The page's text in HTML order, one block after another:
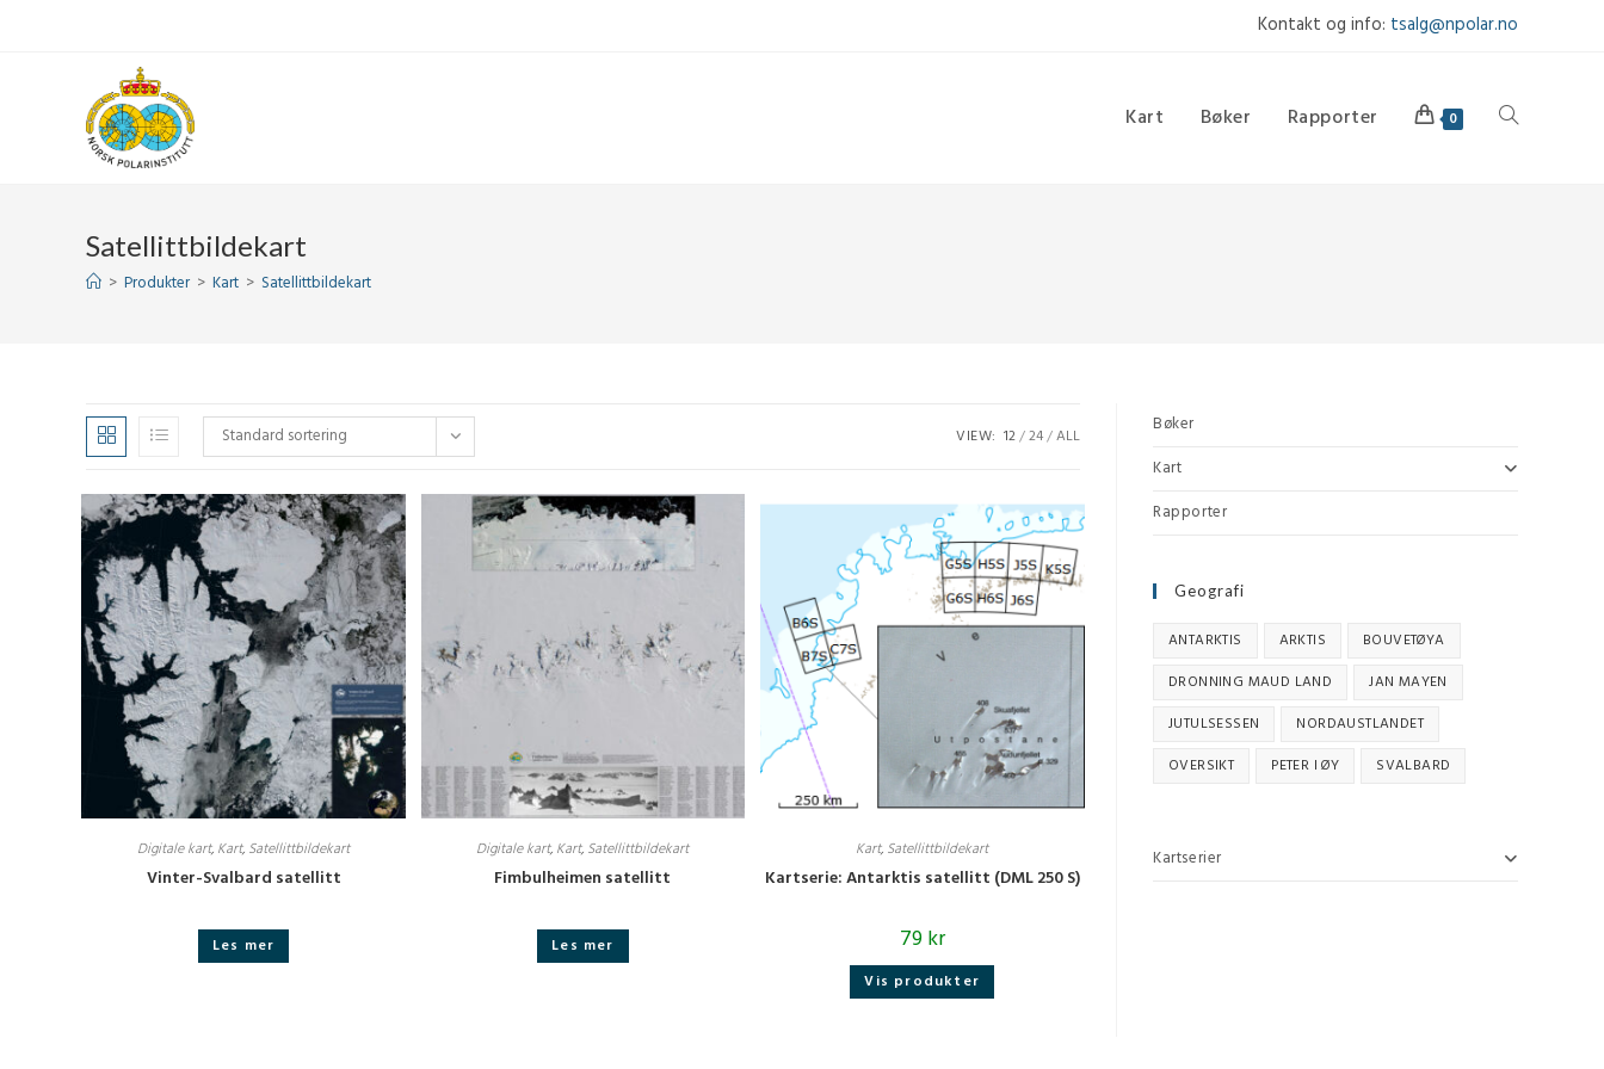
Kontakt og info: tsalg@npolar.no
Kart Bøker Rapporter 0 Toggle
Satellittbildekart
> Produkter > Kart > Satellittbildekart
Standard sortering VIEW: 12 24 ALL
Digitale kart, Kart, Satellittbildekart
Vinter-Svalbard satellitt
Les mer
Digitale kart, Kart, Satellittbildekart
Fimbulheimen satellitt
Les mer
Kart, Satellittbildekart
Kartserie: Antarktis satellitt (DML 250 S)
79kr
Vis produkter
Bøker
Kart
Rapporter
Geografi
ANTARKTIS ARKTIS
BOUVETØYA
DRONNING MAUD LAND
JAN MAYEN
JUTULSESSEN
NORDAUSTLANDET
OVERSIKT
PETER I ØY SVALBARD
Kartserier